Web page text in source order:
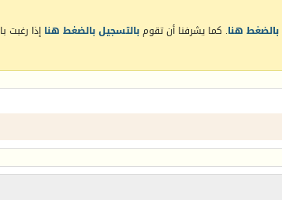
بالضغط هنا. كما يشرفنا أن تقومبالتسجيل بالضغط هنا إذا رغبت